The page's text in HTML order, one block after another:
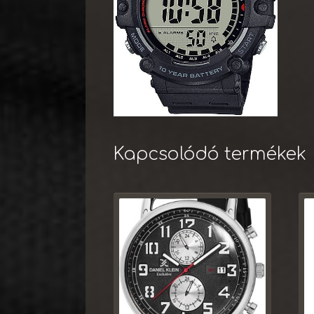
Kapcsolódó termékek